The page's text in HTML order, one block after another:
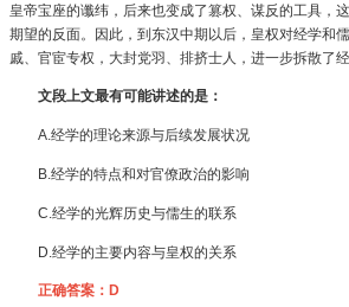
皇帝宝座的谶纬，后来也变成了篡权、谋反的工具，
期望的反面。因此，到东汉中期以后，皇权对经学和
戚、官宦专权，大封党羽、排挤士人，进一步拆散了
文段上文最有可能讲述的是：
A.经学的理论来源与后续发展状况
B.经学的特点和对官僚政治的影响
C.经学的光辉历史与儒生的联系
D.经学的主要内容与皇权的关系
正确答案：D